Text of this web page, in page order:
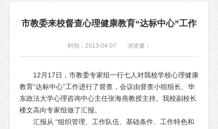
市教委来校督查心理健康教育“达标中心”工作
时间：2013-04-07 浏览量：
12月17日，市教委专家组一行七人对我校学校心理健康
教育“达标中心”工作进行了督查，会议由督查小组组长、华
东政法大学心理咨询中心主任张海燕教授主持。我校副校长
楼文高向专家组做了汇报。
汇报从 “组织管理、工作队伍、基础条件、工作特色和